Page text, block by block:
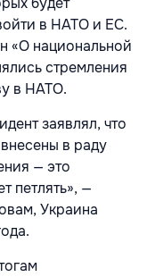
в НАТО и ЕС.
«О национальной
стремления
в НАТО.
заявлял, что
в раду
— это
петлять», —
Украина